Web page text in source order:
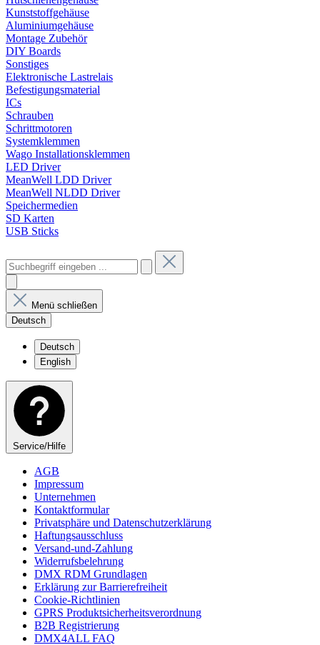
Kunststoffgehäuse
Aluminiumgehäuse
Montage Zubehör
DIY Boards
Sonstiges
Elektronische Lastrelais
Befestigungsmaterial
ICs
Schrauben
Schrittmotoren
Systemklemmen
Wago Installationsklemmen
LED Driver
MeanWell LDD Driver
MeanWell NLDD Driver
Speichermedien
SD Karten
USB Sticks
Menü schließen
Deutsch
Deutsch
English
Service/Hilfe
AGB
Impressum
Unternehmen
Kontaktformular
Privatsphäre und Datenschutzerklärung
Haftungsausschluss
Versand-und-Zahlung
Widerrufsbelehrung
DMX RDM Grundlagen
Erklärung zur Barrierefreiheit
Cookie-Richtlinien
GPRS Produktsicherheitsverordnung
B2B Registrierung
DMX4ALL FAQ